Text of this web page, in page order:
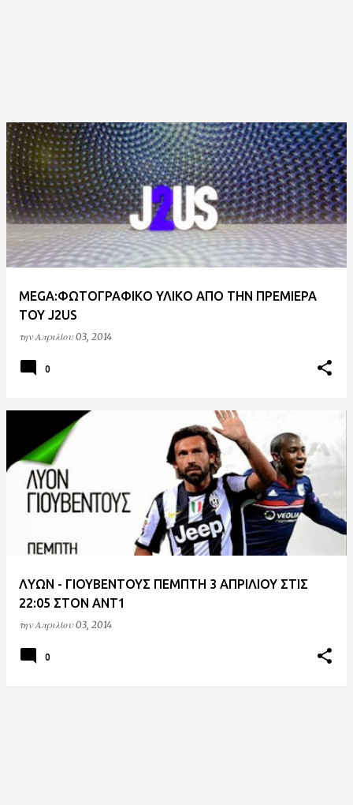
MEGA:ΦΩΤΟΓΡΑΦΙΚΟ ΥΛΙΚΟ ΑΠΟ ΤΗΝ ΠΡΕΜΙΕΡΑ
ΤΟΥ J2US
τηνΑπριλίου 03, 2014
0
ΛΥΩΝ - ΓΙΟΥΒΕΝΤΟΥΣ ΠΕΜΠΤΗ 3 ΑΠΡΙΛΙΟΥ ΣΤΙΣ
22:05 ΣΤΟΝ ΑΝΤ1
τηνΑπριλίου 03, 2014
0